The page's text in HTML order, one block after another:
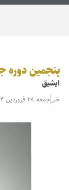
پنجمین دوره
ایشیق
خبر جمعه ۲۸ فروردین ۱۳۹۴